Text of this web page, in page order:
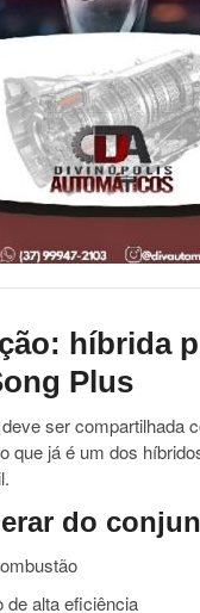
híbrida
Plus
ser compartilhada
que já é um dos
do
de alta eficiência